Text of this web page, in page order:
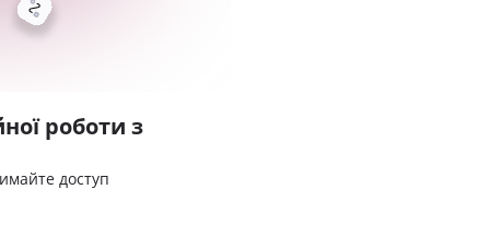
роботи з
доступ